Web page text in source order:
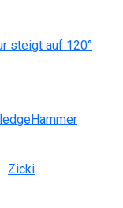
steigt auf 120°
Zicki